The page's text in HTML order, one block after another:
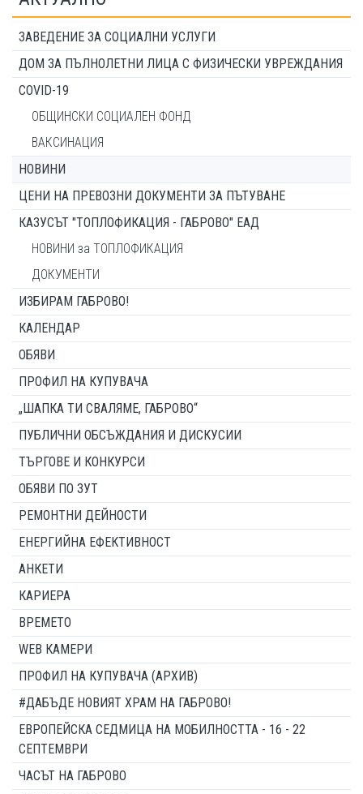
ЗАВЕДЕНИЕ ЗА СОЦИАЛНИ УСЛУГИ
ДОМ ЗА ПЪЛНОЛЕТНИ ЛИЦА С ФИЗИЧЕСКИ УВРЕЖДАНИЯ
COVID-19
ОБЩИНСКИ СОЦИАЛЕН ФОНД
ВАКСИНАЦИЯ
НОВИНИ
ЦЕНИ НА ПРЕВОЗНИ ДОКУМЕНТИ ЗА ПЪТУВАНЕ
КАЗУСЪТ "ТОПЛОФИКАЦИЯ - ГАБРОВО" ЕАД
НОВИНИ за ТОПЛОФИКАЦИЯ
ДОКУМЕНТИ
ИЗБИРАМ ГАБРОВО!
КАЛЕНДАР
ОБЯВИ
ПРОФИЛ НА КУПУВАЧА
„ШАПКА ТИ СВАЛЯМЕ, ГАБРОВО“
ПУБЛИЧНИ ОБСЪЖДАНИЯ И ДИСКУСИИ
ТЪРГОВЕ И КОНКУРСИ
ОБЯВИ ПО ЗУТ
РЕМОНТНИ ДЕЙНОСТИ
ЕНЕРГИЙНА ЕФЕКТИВНОСТ
АНКЕТИ
КАРИЕРА
ВРЕМЕТО
WEB КАМЕРИ
ПРОФИЛ НА КУПУВАЧА (АРХИВ)
#ДАБЪДЕ НОВИЯТ ХРАМ НА ГАБРОВО!
ЕВРОПЕЙСКА СЕДМИЦА НА МОБИЛНОСТТА - 16 - 22
СЕПТЕМВРИ
ЧАСЪТ НА ГАБРОВО